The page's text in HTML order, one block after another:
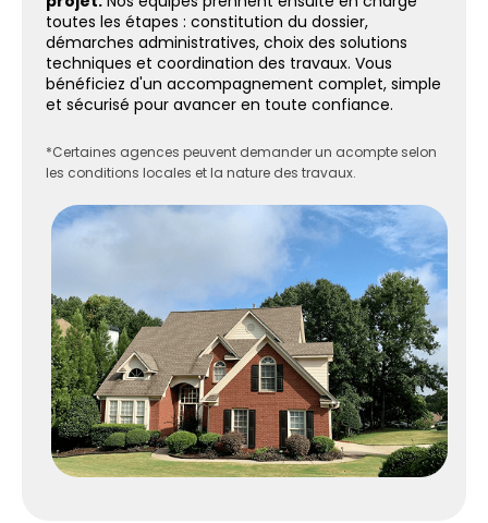
toutes les étapes : constitution du dossier,
démarches administratives, choix des solutions
techniques et coordination des travaux. Vous
bénéficiez d'un accompagnement complet, simple
et sécurisé pour avancer en toute confiance.
*Certaines agences peuvent demander un acompte selon
les conditions locales et la nature des travaux.